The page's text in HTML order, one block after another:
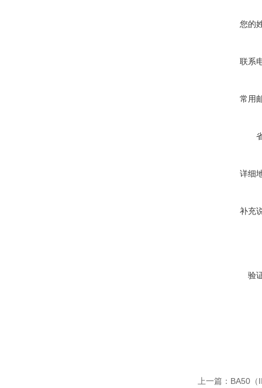
您的
联系
常用
详细
补充
验
上一篇： BA50（